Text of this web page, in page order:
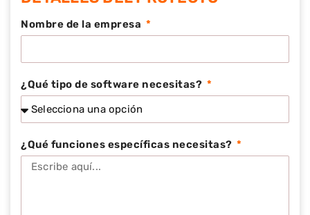
Nombre de la empresa
¿Qué tipo de software necesitas?
¿Qué funciones específicas necesitas?